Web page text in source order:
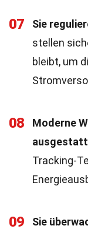
07 Sie
stellen
bleibt, um
08
Moderne
Tracking-
09 Sie